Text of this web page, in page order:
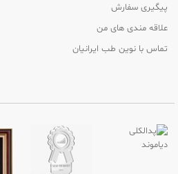
پیگیری سفارش
علاقه مندی های من
تماس با نوین طب ایرانیان